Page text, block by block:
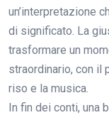
un’interpretazione
di significato. La
trasformare un
straordinario, con il
riso e la musica.
In fin dei conti, una